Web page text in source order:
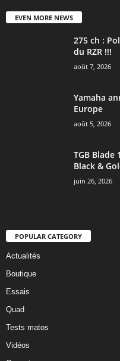
EVEN MORE NEWS
275 ch :
du RZR !!!
août 7, 2026
Yamaha
Europe
août 5, 2026
TGB
Black &
juin 26, 2026
POPULAR CATEGORY
Actualités
Boutique
Essais
Quad
Tests matos
Vidéos